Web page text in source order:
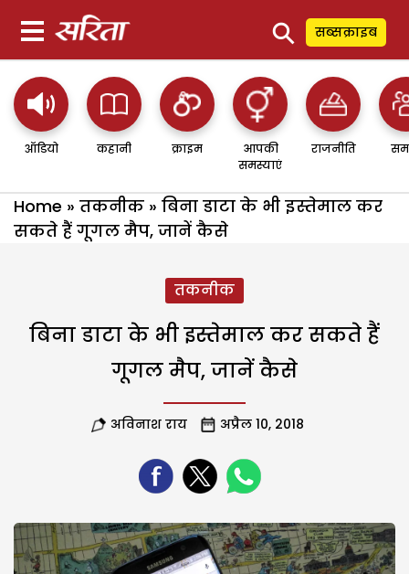
⚲ सब्सक्राइब
ऑडियो कहानी क्राइम
आपकी
समस्याएं
राजनीति
Home » तकनीक » बिना डाटा के भी इस्तेमाल कर
सकते हैं गूगल मैप, जानें कैसे
तकनीक
बिना डाटा के भी इस्तेमाल कर सकते हैं
गूगल मैप, जानें कैसे
अविनाश राय अप्रैल 10, 2018